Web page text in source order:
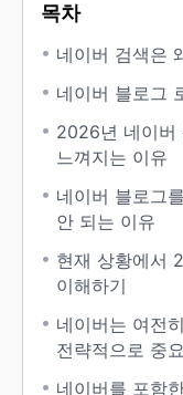
목차
네이버 검색은
네이버 블로그
2026년 네이버
느껴지는 이유
네이버 블로그
안 되는 이유
현재 상황에서
이해하​기
네이버는 여전
전략적으로 중
네이버를 포함